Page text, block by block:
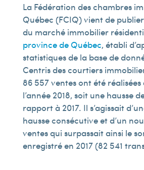
La Fédération des chambres
Québec (FCIQ) vient de
du marché immobilier
province de Québec, établi
statistiques de la base de
Centris des courtiers
86 557 ventes ont été
l’année 2018, soit une hausse
rapport à 2017. Il s’agissait
hausse consécutive et d’un
ventes qui surpassait ainsi le
enregistré en 2017 (82 541